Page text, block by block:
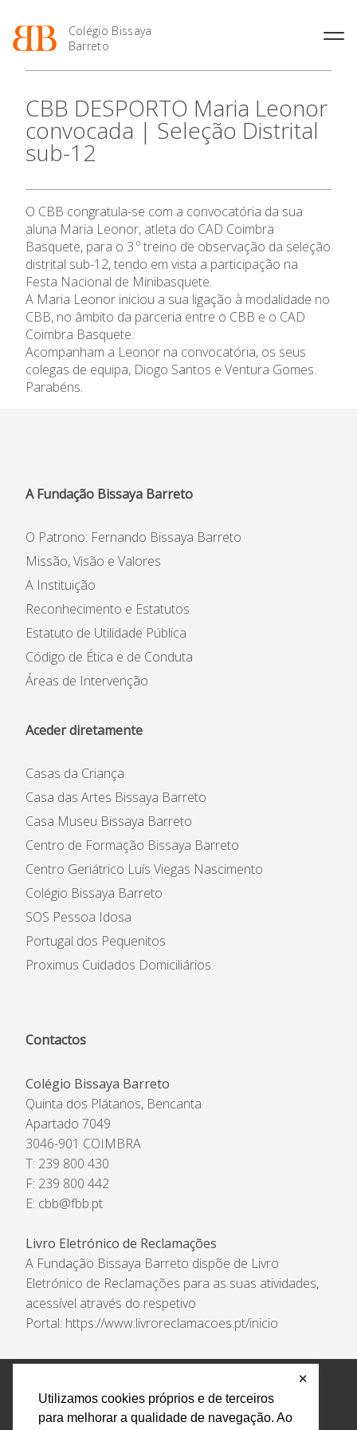
Utilizamos cookies próprios e de terceiros
para melhorar a qualidade de navegação. Ao
✕
Colégio Bissaya
Barreto
Projeto Educativo
Organização
Colaboradores Docentes
Instalações
Ofertas de emprego
Regulamentos
Jornal “O Coreto”
Privacidade
Oferta Formativa
Enriquecimento Curricular
Oferta Curricular
Atividades Extracurriculares
Atividades de Interrupção
Letiva
Academia de LínguasEnsino Profissional
Profissionais
Matrículas
Horários e Manuais
Termalismo
Curso de Técnico/a de Apoio
à Família e à Comunidade
Ofertas de Emprego
Ano Letivo
2027
Calendários
Portal do Professor
de Educação
SIGE
Secretariado de Exames
Informações
CBB DESPORTO Maria Leonor
convocada | Seleção Distrital
sub-12
O CBB congratula-se com a convocatória da sua
aluna Maria Leonor, atleta do CAD Coimbra
Basquete, para o 3.º treino de observação da seleção
distrital sub-12, tendo em vista a participação na
Festa Nacional de Minibasquete.
A Maria Leonor iniciou a sua ligação à modalidade no
CBB, no âmbito da parceria entre o CBB e o CAD
Coimbra Basquete.
Acompanham a Leonor na convocatória, os seus
colegas de equipa, Diogo Santos e Ventura Gomes.
Parabéns.
A Fundação Bissaya Barreto
O Patrono: Fernando Bissaya Barreto
Missão, Visão e Valores
A Instituição
Reconhecimento e Estatutos
Estatuto de Utilidade Pública
Código de Ética e de Conduta
Áreas de Intervenção
Aceder diretamente
Casas da Criança
Casa das Artes Bissaya Barreto
Casa Museu Bissaya Barreto
Centro de Formação Bissaya Barreto
Centro Geriátrico Luís Viegas Nascimento
Colégio Bissaya Barreto
SOS Pessoa Idosa
Portugal dos Pequenitos
Proximus Cuidados Domiciliários
Contactos
Colégio Bissaya Barreto
Quinta dos Plátanos, Bencanta
Apartado 7049
3046-901 COIMBRA
T: 239 800 430
F: 239 800 442
E: cbb@fbb.pt
Livro Eletrónico de Reclamações
A Fundação Bissaya Barreto dispõe de Livro
Eletrónico de Reclamações para as suas atividades,
acessível através do respetivo
Portal: https://www.livroreclamacoes.pt/inicio
Política de Privacidade e Tratamento de Dados
Encarregado de Proteção de Dados
Livro Eletrónico
de Reclamações
Canal de Denúncias